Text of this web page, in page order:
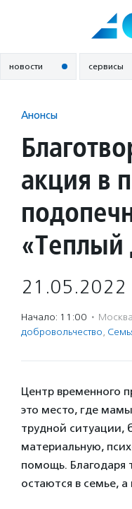
новости сервисы
Анонсы
акция в
21.05.2022
Начало: 11:00 · Москва
доброволь­чест­во,
Центр временного
это место, где
трудной ситуации,
материальную,
помощь. Благодаря
остаются в семье,